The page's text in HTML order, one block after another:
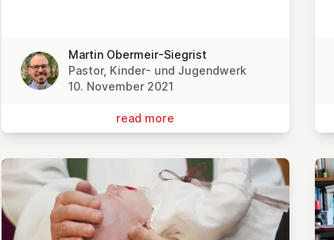
Martin Obermeir-Siegrist
Pastor, Kinder- und Jugendwerk
10. November 2021
read more